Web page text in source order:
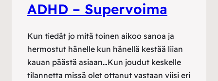
ADHD – Supervoima
Kun tiedät jo mitä toinen aikoo sanoa ja
hermostut hänelle kun hänellä kestää liian
kauan päästä asiaan…Kun joudut keskelle
tilannetta missä olet ottanut vastaan viisi eri